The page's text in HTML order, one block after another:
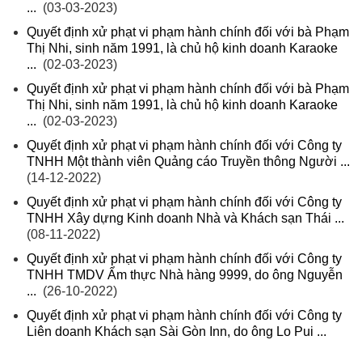
... (03-03-2023)
Quyết định xử phạt vi phạm hành chính đối với bà Phạm
Thị Nhi, sinh năm 1991, là chủ hộ kinh doanh Karaoke
... (02-03-2023)
Quyết định xử phạt vi phạm hành chính đối với bà Phạm
Thị Nhi, sinh năm 1991, là chủ hộ kinh doanh Karaoke
... (02-03-2023)
Quyết định xử phạt vi phạm hành chính đối với Công ty
TNHH Một thành viên Quảng cáo Truyền thông Người ...
(14-12-2022)
Quyết định xử phạt vi phạm hành chính đối với Công ty
TNHH Xây dựng Kinh doanh Nhà và Khách sạn Thái ...
(08-11-2022)
Quyết định xử phạt vi phạm hành chính đối với Công ty
TNHH TMDV Ẩm thực Nhà hàng 9999, do ông Nguyễn
... (26-10-2022)
Quyết định xử phạt vi phạm hành chính đối với Công ty
Liên doanh Khách sạn Sài Gòn Inn, do ông Lo Pui ...